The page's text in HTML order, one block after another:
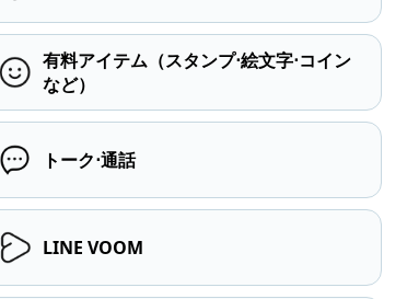
有料アイテム（スタンプ⋅絵文字⋅コイン
など）
トーク⋅通話
LINE VOOM